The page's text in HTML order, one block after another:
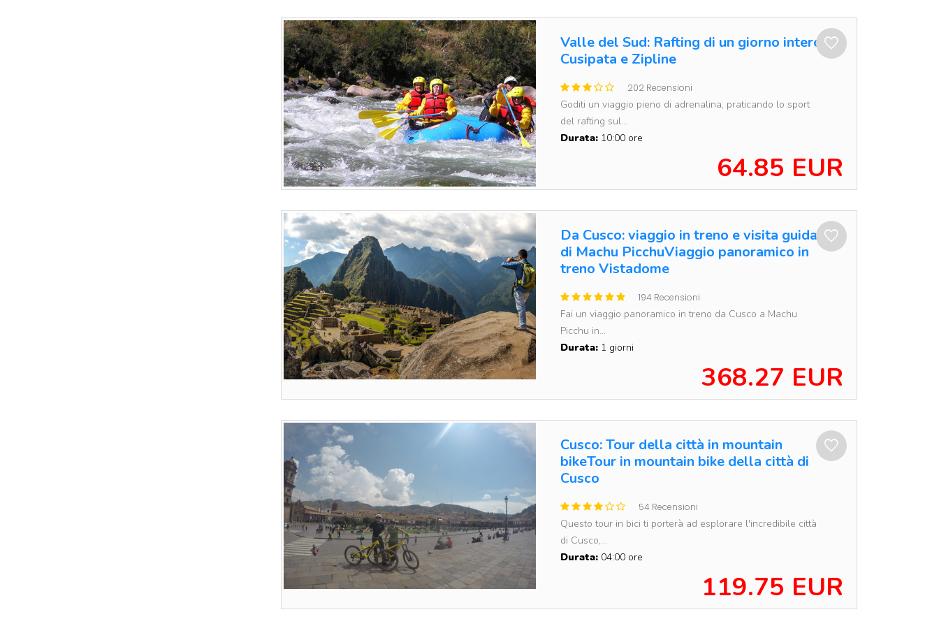
Valle del Sud: Rafting di un giorno intero a
Cusipata e Zipline
202 Recensioni
Goditi un viaggio pieno di adrenalina, praticando lo sport
del rafting sul...
Durata: 10:00 ore
64.85 EUR
Da Cusco: viaggio in treno e visita guidata
di Machu PicchuViaggio panoramico in
treno Vistadome
194 Recensioni
Fai un viaggio panoramico in treno da Cusco a Machu
Picchu in...
Durata: 1 giorni
368.27 EUR
Cusco: Tour della città in mountain
bikeTour in mountain bike della città di
Cusco
54 Recensioni
Questo tour in bici ti porterà ad esplorare l'incredibile città
di Cusco,...
Durata: 04:00 ore
119.75 EUR